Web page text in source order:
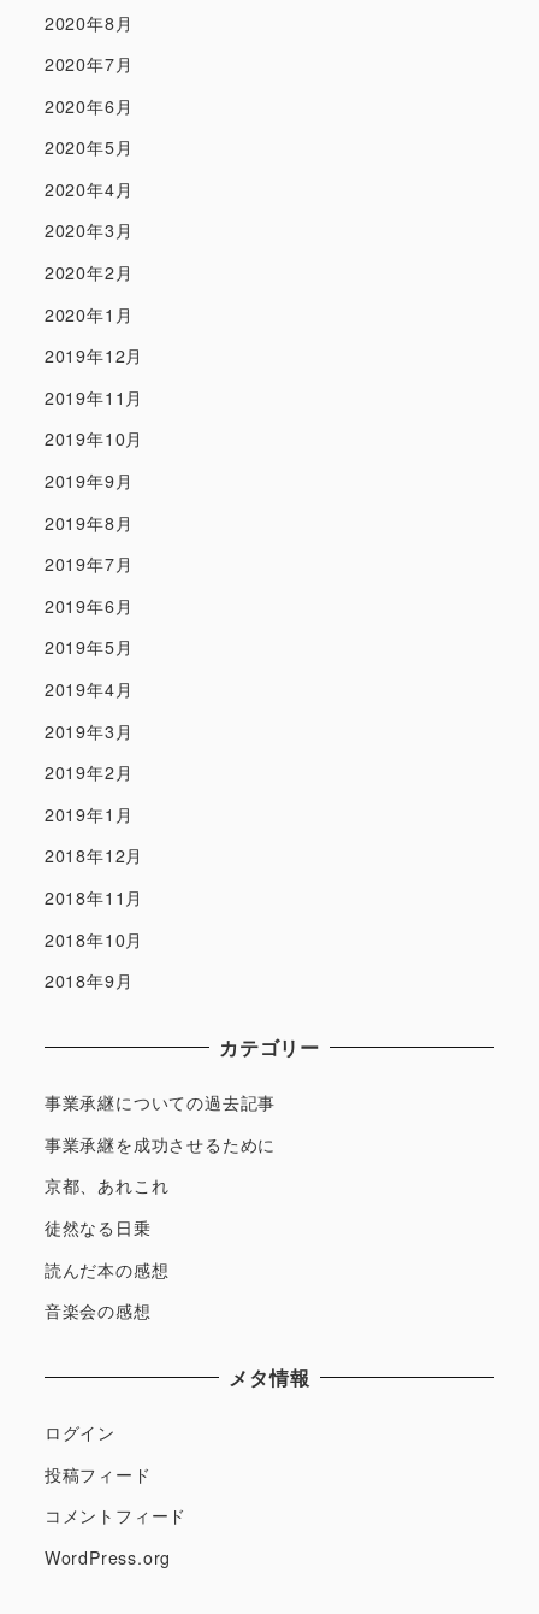
2020年8月
2020年7月
2020年6月
2020年5月
2020年4月
2020年3月
2020年2月
2020年1月
2019年12月
2019年11月
2019年10月
2019年9月
2019年8月
2019年7月
2019年6月
2019年5月
2019年4月
2019年3月
2019年2月
2019年1月
2018年12月
2018年11月
2018年10月
2018年9月
カテゴリー
事業承継についての過去記事
事業承継を成功させるために
京都、あれこれ
徒然なる日乗
読んだ本の感想
音楽会の感想
メタ情報
ログイン
投稿フィード
コメントフィード
WordPress.org